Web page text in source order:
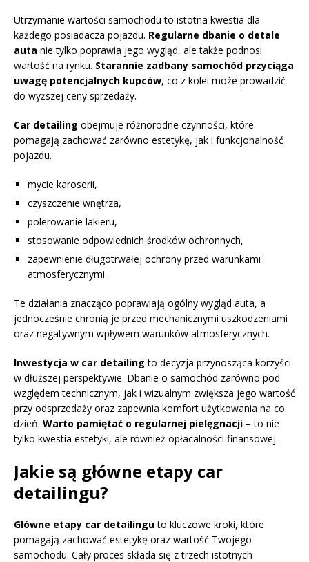
Utrzymanie wartości samochodu to istotna kwestia dla
każdego posiadacza pojazdu. Regularne dbanie o detale
auta nie tylko poprawia jego wygląd, ale także podnosi
wartość na rynku. Starannie zadbany samochód przyciąga
uwagę potencjalnych kupców, co z kolei może prowadzić
do wyższej ceny sprzedaży.
Car detailing obejmuje różnorodne czynności, które
pomagają zachować zarówno estetykę, jak i funkcjonalność
pojazdu.
mycie karoserii,
czyszczenie wnętrza,
polerowanie lakieru,
stosowanie odpowiednich środków ochronnych,
zapewnienie długotrwałej ochrony przed warunkami
atmosferycznymi.
Te działania znacząco poprawiają ogólny wygląd auta, a
jednocześnie chronią je przed mechanicznymi uszkodzeniami
oraz negatywnym wpływem warunków atmosferycznych.
Inwestycja w car detailing to decyzja przynosząca korzyści
w dłuższej perspektywie. Dbanie o samochód zarówno pod
względem technicznym, jak i wizualnym zwiększa jego wartość
przy odsprzedaży oraz zapewnia komfort użytkowania na co
dzień. Warto pamiętać o regularnej pielęgnacji – to nie
tylko kwestia estetyki, ale również opłacalności finansowej.
Jakie są główne etapy car
detailingu?
Główne etapy car detailinguto kluczowe kroki, które
pomagają zachować estetykę oraz wartość Twojego
samochodu. Cały proces składa się z trzech istotnych